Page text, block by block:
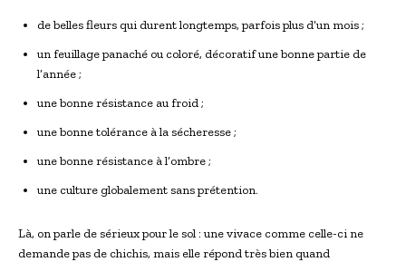
de belles fleurs qui durent longtemps, parfois plus d’un mois ;
un feuillage ⁣panaché ou coloré, décoratif une bonne partie ‌de
l’année ;
une bonne résistance au froid ;
une bonne tolérance à la sécheresse ⁤;
une bonne résistance à l’ombre ;
une culture globalement sans prétention.
Là, on parle de‍ sérieux pour⁢ le sol : une vivace comme celle-ci ne
demande pas de chichis, mais elle répond très bien quand